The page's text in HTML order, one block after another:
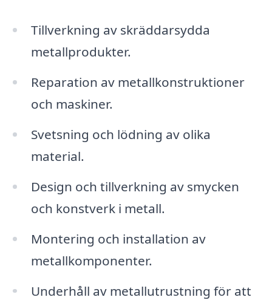
Tillverkning av skräddarsydda
metallprodukter.
Reparation av metallkonstruktioner
och maskiner.
Svetsning och lödning av olika
material.
Design och tillverkning av smycken
och konstverk i metall.
Montering och installation av
metallkomponenter.
Underhåll av metallutrustning för att